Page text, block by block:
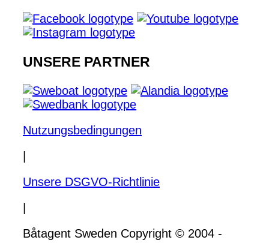
UNSERE PARTNER
Nutzungsbedingungen
Unsere DSGVO-Richtlinie
Båtagent Sweden Copyright © 2004 -